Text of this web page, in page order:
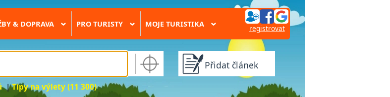
& DOPRAVA › PRO TURISTY › MOJE TURISTIKA › registrovat
|Tipy na výlety (11 300)
Přidat článek